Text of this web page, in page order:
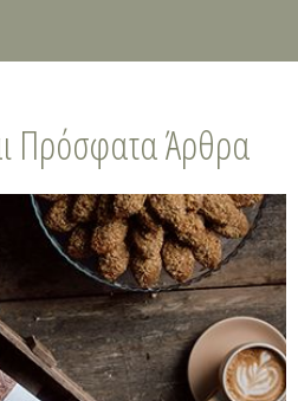
Πρόσφατα Άρθρα